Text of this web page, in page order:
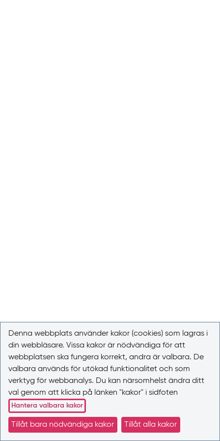
Denna webbplats använder kakor (cookies) som lagras i
din webbläsare. Vissa kakor är nödvändiga för att
webbplatsen ska fungera korrekt, andra är valbara. De
valbara används för utökad funktionalitet och som
verktyg för webbanalys. Du kan närsomhelst ändra ditt
val genom att klicka på länken "kakor" i sidfoten
Hantera valbara kakor
Tillåt bara nödvändiga kakor Tillåt alla kakor